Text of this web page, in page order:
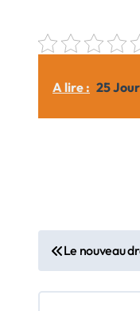
A lire : 25
N
a
Le nouveau